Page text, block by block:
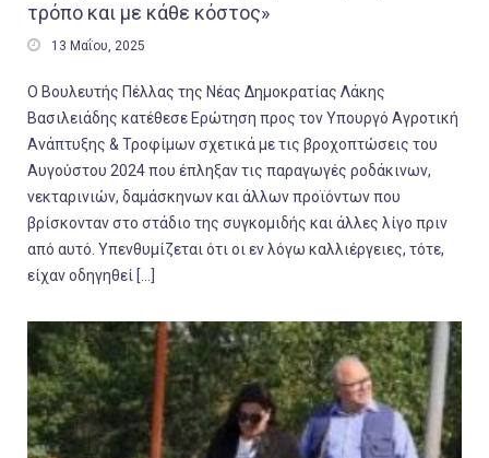
τρόπο και με κάθε κόστος»
 13 Μαΐου, 2025
Ο Βουλευτής Πέλλας της Νέας Δημοκρατίας Λάκης
Βασιλειάδης κατέθεσε Ερώτηση προς τον Υπουργό Αγροτική
Ανάπτυξης & Τροφίμων σχετικά με τις βροχοπτώσεις του
Αυγούστου 2024 που έπληξαν τις παραγωγές ροδάκινων,
νεκταρινιών, δαμάσκηνων και άλλων προϊόντων που
βρίσκονταν στο στάδιο της συγκομιδής και άλλες λίγο πριν
από αυτό. Υπενθυμίζεται ότι οι εν λόγω καλλιέργειες, τότε,
είχαν οδηγηθεί […]